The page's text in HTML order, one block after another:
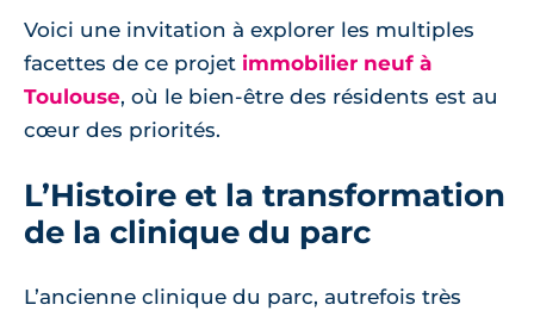
Voici une invitation à explorer les multiples
facettes de ce projet immobilier neuf à
Toulouse, où le bien-être des résidents est au
cœur des priorités.
L’Histoire et la transformation
de la clinique du parc
L’ancienne clinique du parc, autrefois très